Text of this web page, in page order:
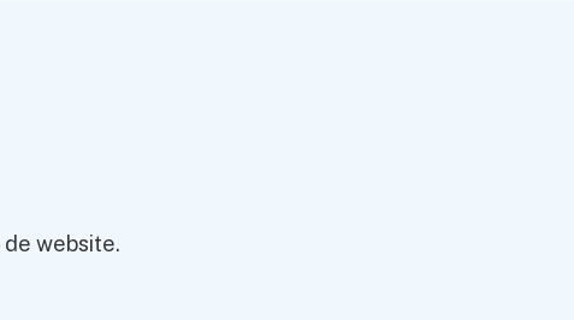
website.